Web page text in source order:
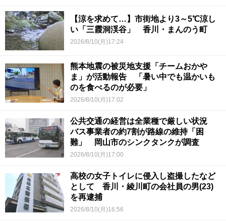
【涼を求めて…】市街地より3～5℃涼し
い「三霞洞渓谷」 香川・まんのう町
2026/8/10(月)17:24
熊本地震の被災地支援「チームおかや
ま」が活動報告 「暑い中でも温かいも
のを食べるのが必要」
2026/8/10(月)17:02
公共交通の経営は全業種で厳しい状況
バス事業者の約7割が路線の維持「困
難」 岡山市のシンクタンクが調査
2026/8/10(月)17:00
高校の女子トイレに侵入し盗撮したなど
として 香川・綾川町の会社員の男(23)
を再逮捕
2026/8/10(月)16:56